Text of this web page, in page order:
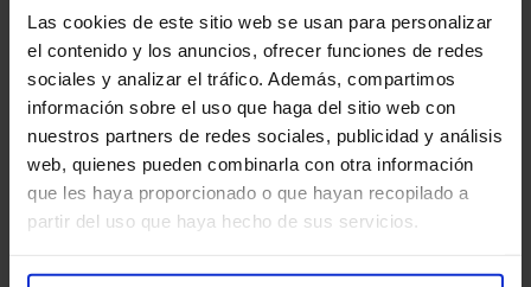
Las cookies de este sitio web se usan para personalizar
el contenido y los anuncios, ofrecer funciones de redes
sociales y analizar el tráfico. Además, compartimos
información sobre el uso que haga del sitio web con
nuestros partners de redes sociales, publicidad y análisis
web, quienes pueden combinarla con otra información
que les haya proporcionado o que hayan recopilado a
partir del uso que haya hecho de sus servicios.